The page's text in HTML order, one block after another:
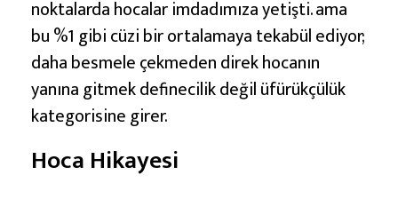
noktalarda hocalar imdadımıza yetişti. ama
bu %1 gibi cüzi bir ortalamaya tekabül ediyor;
daha besmele çekmeden direk hocanın
yanına gitmek definecilik değil üfürükçülük
kategorisine girer.
Hoca Hikayesi